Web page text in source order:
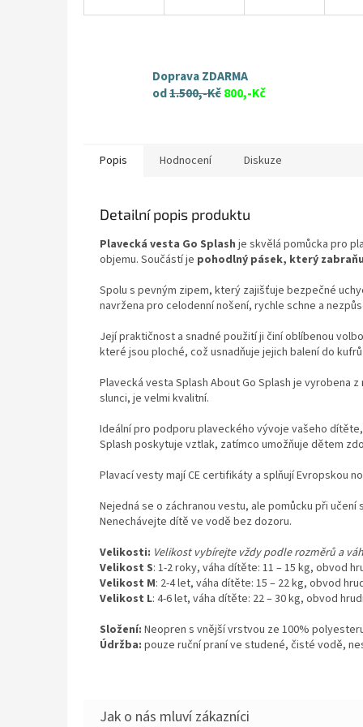
Doprava ZDARMA
od1.500,-Kč800,-Kč
Popis Hodnocení Diskuze
Detailní popis produktu
Plavecká vesta Go Splash je skvělá pomůcka pro
objemu. Součástí je pohodlný pásek, který
Spolu s pevným zipem, který zajišťuje bezpečné
navržena pro celodenní nošení, rychle schne a
Její praktičnost a snadné použití ji činí oblíbenou
které jsou ploché, což usnadňuje jejich balení do
Plavecká vesta Splash About Go Splash je vyrobena
slunci, je velmi kvalitní.
Ideální pro podporu plaveckého vývoje vašeho
Splash poskytuje vztlak, zatímco umožňuje dětem
Plavací vesty mají CE certifikáty a splňují Evropskou
Nejedná se o záchranou vestu, ale pomůcku při
Nenechávejte dítě ve vodě bez dozoru.
Velikosti: Velikost vybírejte vždy podle rozměrů a
Velikost S: 1-2 roky, váha dítěte: 11 – 15 kg, obvod
Velikost M: 2-4 let, váha dítěte: 15 – 22 kg, obvod
Velikost L: 4-6 let, váha dítěte: 22 – 30 kg, obvod
Složení: Neopren s vnější vrstvou ze 100%
Údržba: pouze ruční praní ve studené, čisté vodě,